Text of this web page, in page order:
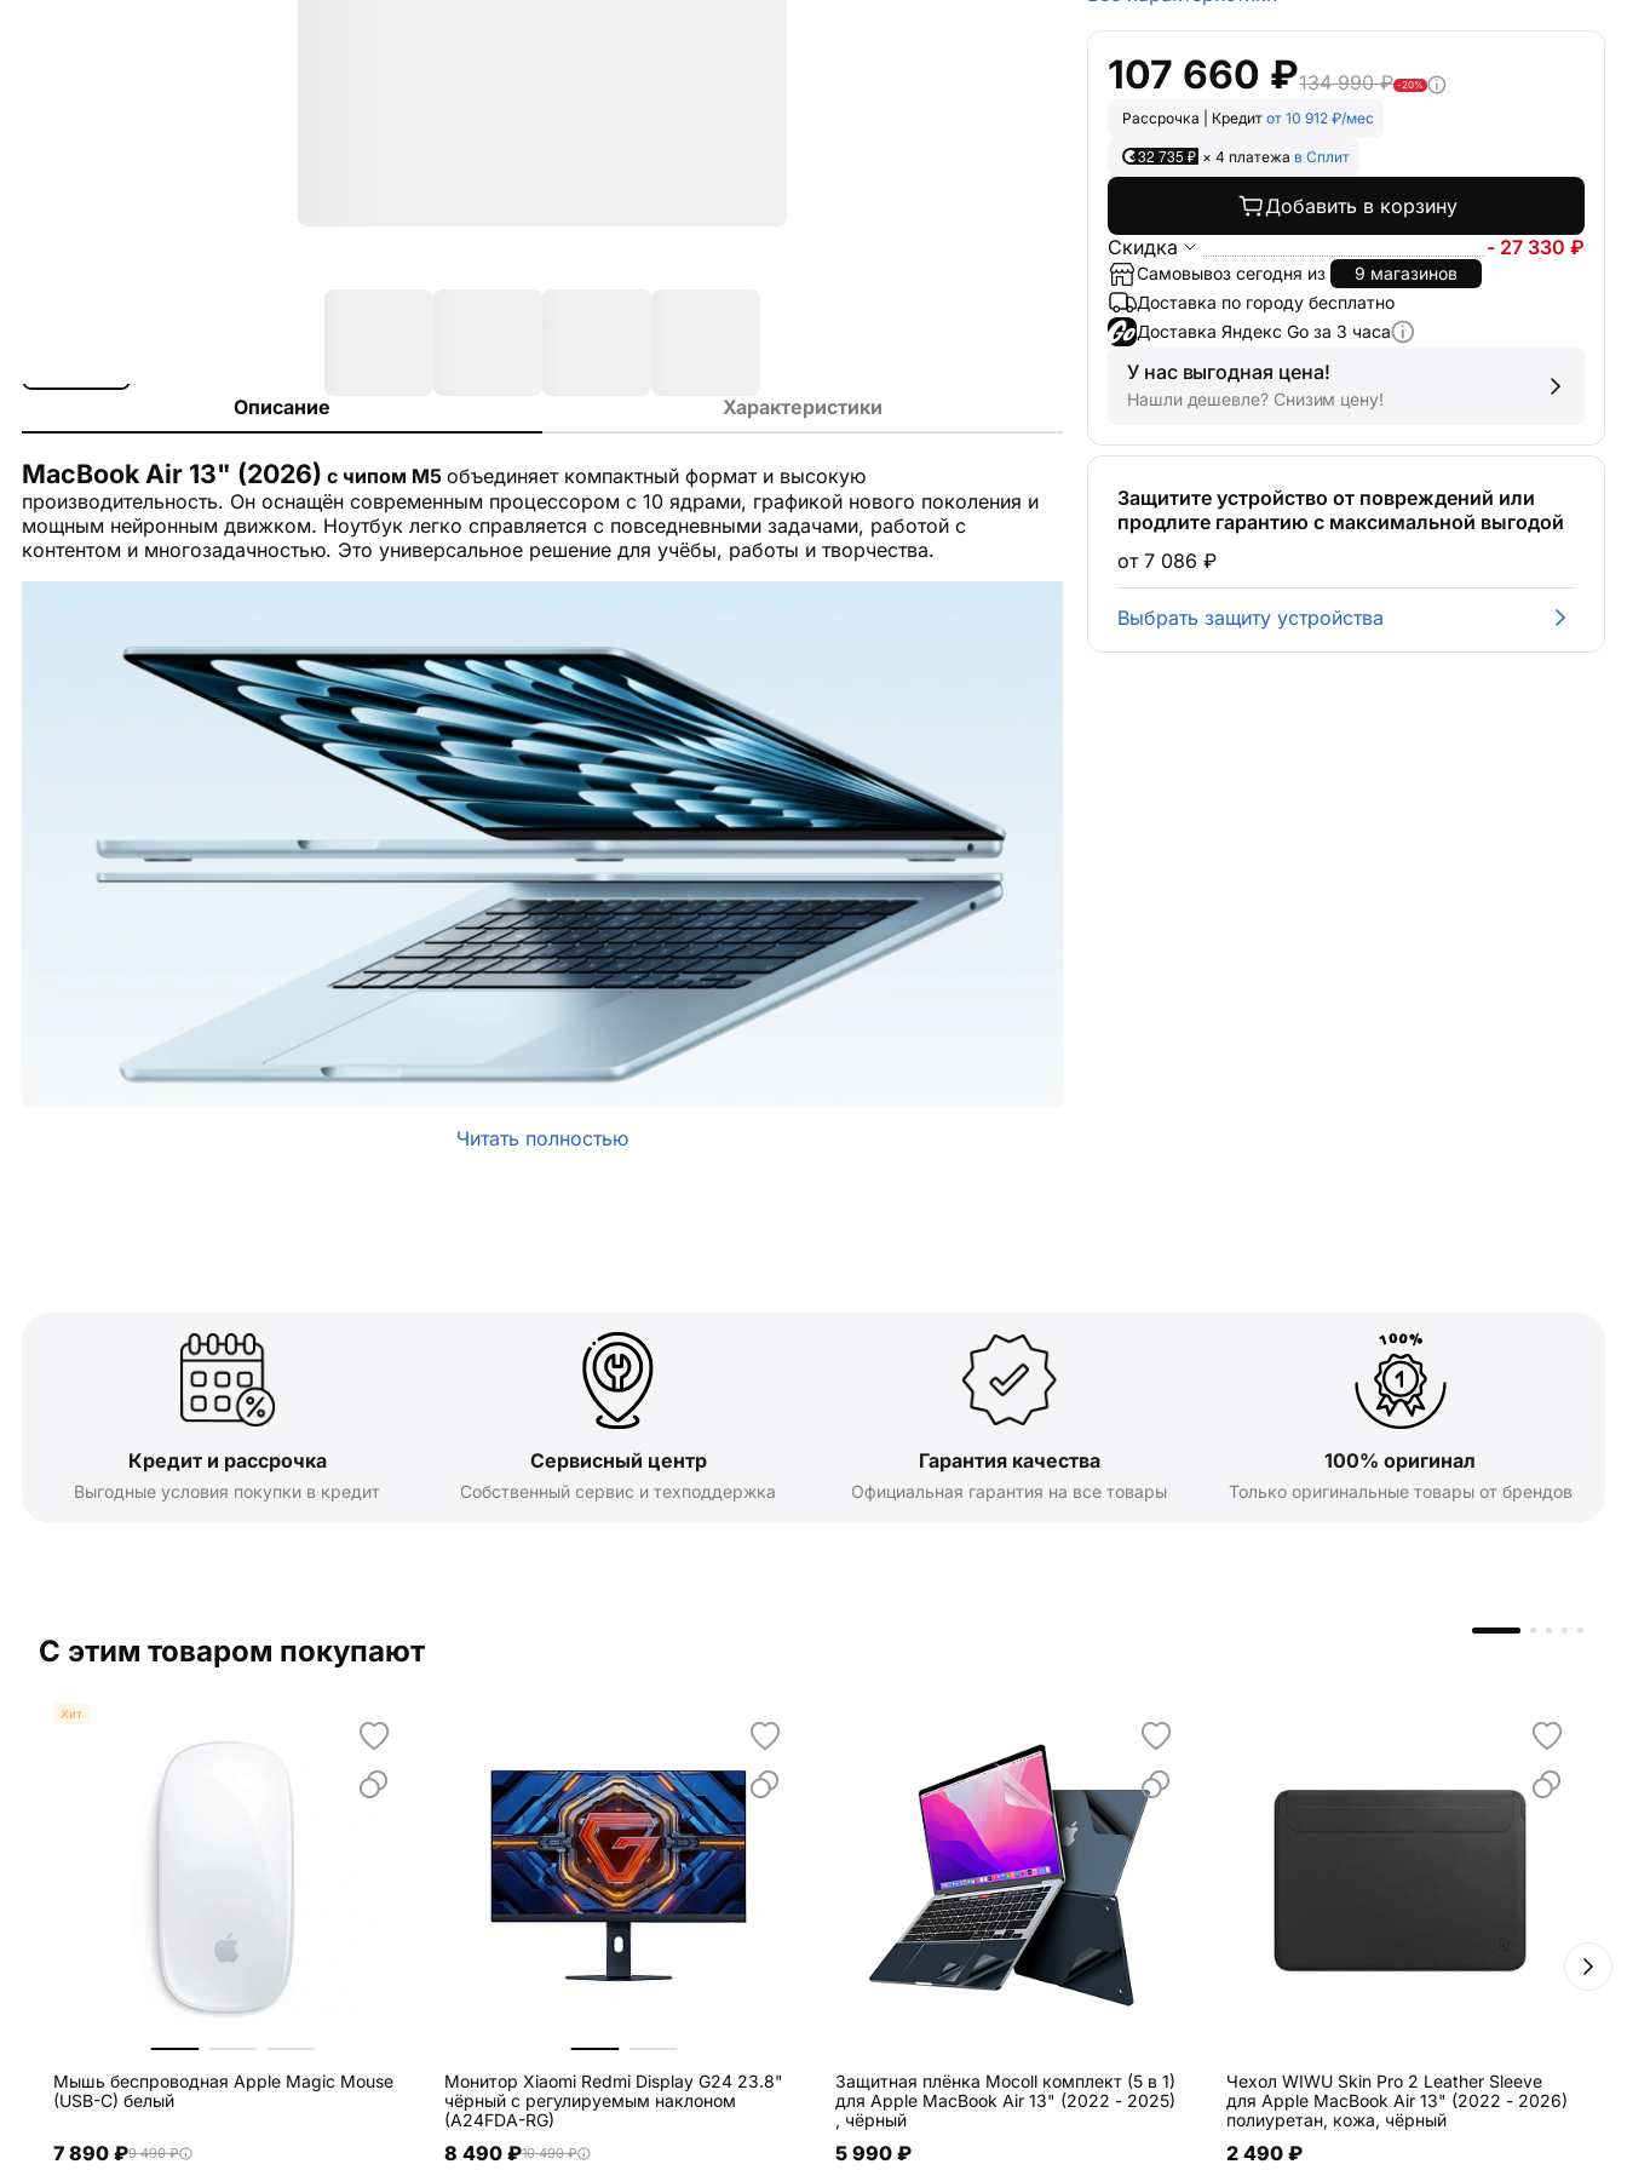
Описание Характеристики
MacBook Air 13" (2026) с чипом M5 объединяет компактный формат и высокую
производительность. Он оснащён современным процессором с 10 ядрами, графикой нового поколения и
мощным нейронным движком. Ноутбук легко справляется с повседневными задачами, работой с
контентом и многозадачностью. Это универсальное решение для учёбы, работы и творчества.
Читать полностью
107 660 ₽134 990 ₽ -20%
Рассрочка | Кредит от 10 912 ₽/мес
32 735 ₽ × 4 платежа в Сплит
Добавить в корзину
Скидка
- 27 330 ₽
Самовывоз сегодня из
9 магазинов
Доставка по городу бесплатно
Доставка Яндекс Go за 3 часа
У нас выгодная цена!
Нашли дешевле? Снизим цену!
Защитите устройство от повреждений или
продлите гарантию с максимальной выгодой
от 7 086 ₽
Выбрать защиту устройства
Кредит и рассрочка
Выгодные условия покупки в кредит
Сервисный центр
Собственный сервис и техподдержка
Гарантия качества
Официальная гарантия на все товары
100% оригинал
Только оригинальные товары от брендов
С этим товаром покупают
Хит
Мышь беспроводная Apple Magic Mouse
(USB-C) белый
7 890 ₽9 490 ₽
Монитор Xiaomi Redmi Display G24 23.8"
чёрный с регулируемым наклоном
(A24FDA-RG)
8 490 ₽10 490 ₽
Защитная плёнка Mocoll комплект (5 в 1)
для Apple MacBook Air 13" (2022 - 2025)
, чёрный
5 990 ₽
Чехол WIWU Skin Pro 2 Leather Sleeve
для Apple MacBook Air 13" (2022 - 2026)
полиуретан, кожа, чёрный
2 490 ₽